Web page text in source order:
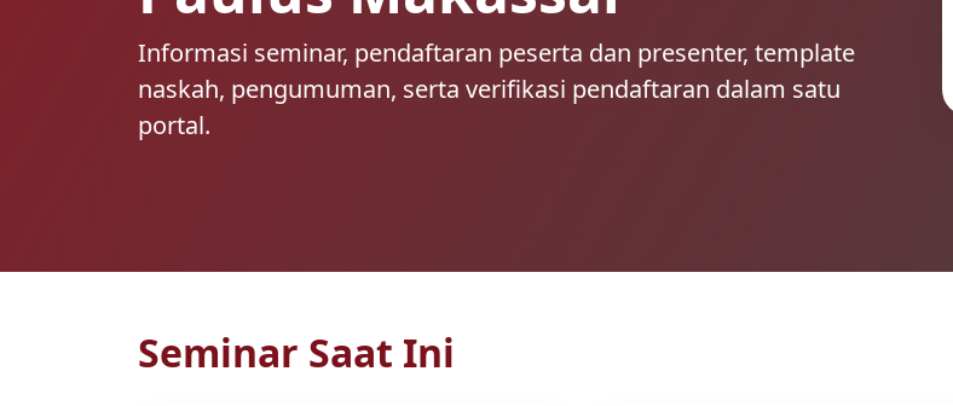
Informasi seminar, pendaftaran peserta dan presenter, template
naskah, pengumuman, serta verifikasi pendaftaran dalam satu
portal.
Seminar Saat Ini